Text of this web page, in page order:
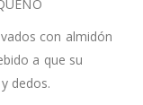
con almidón
a que su
dedos.